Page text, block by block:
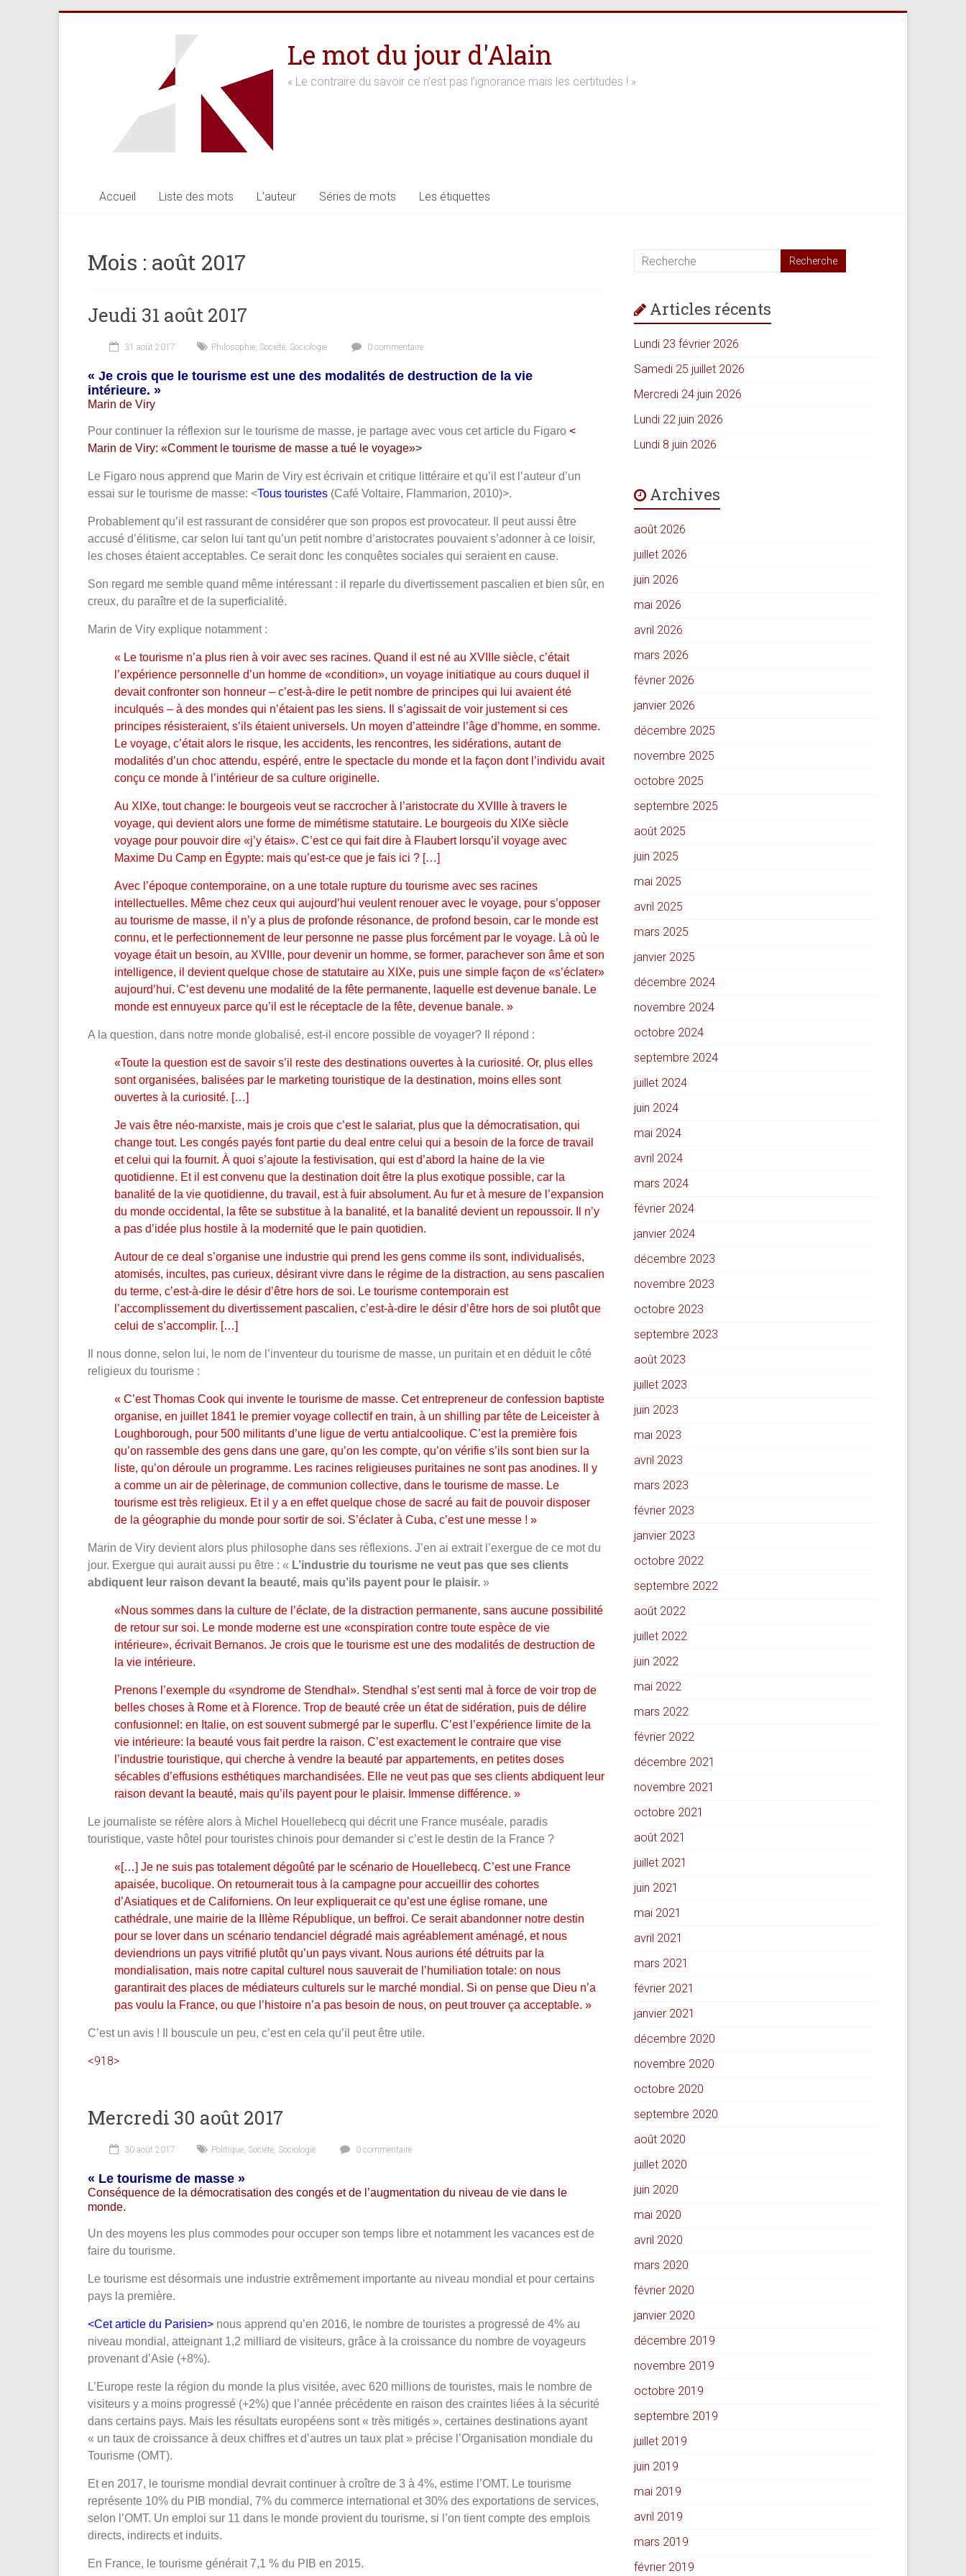
Le mot du jour d'Alain
« Le contraire du savoir ce n’est pas l’ignorance mais les certitudes ! »
Accueil Liste des mots L’auteur Séries de mots Les étiquettes
Mois : août 2017
Jeudi 31 août 2017
31 août 2017 Philosophie, Société, Sociologie 0 commentaire
« Je crois que le tourisme est une des modalités de destruction de la vie
intérieure. »
Marin de Viry
Pour continuer la réflexion sur le tourisme de masse, je partage avec vous cet article du Figaro <
Marin de Viry: «Comment le tourisme de masse a tué le voyage»>
Le Figaro nous apprend que Marin de Viry est écrivain et critique littéraire et qu’il est l’auteur d’un
essai sur le tourisme de masse: <Tous touristes (Café Voltaire, Flammarion, 2010)>.
Probablement qu’il est rassurant de considérer que son propos est provocateur. Il peut aussi être
accusé d’élitisme, car selon lui tant qu’un petit nombre d’aristocrates pouvaient s’adonner à ce loisir,
les choses étaient acceptables. Ce serait donc les conquêtes sociales qui seraient en cause.
Son regard me semble quand même intéressant : il reparle du divertissement pascalien et bien sûr, en
creux, du paraître et de la superficialité.
Marin de Viry explique notamment :
« Le tourisme n’a plus rien à voir avec ses racines. Quand il est né au XVIIIe siècle, c’était
l’expérience personnelle d’un homme de «condition», un voyage initiatique au cours duquel il
devait confronter son honneur – c’est-à-dire le petit nombre de principes qui lui avaient été
inculqués – à des mondes qui n’étaient pas les siens. Il s’agissait de voir justement si ces
principes résisteraient, s’ils étaient universels. Un moyen d’atteindre l’âge d’homme, en somme.
Le voyage, c’était alors le risque, les accidents, les rencontres, les sidérations, autant de
modalités d’un choc attendu, espéré, entre le spectacle du monde et la façon dont l’individu avait
conçu ce monde à l’intérieur de sa culture originelle.
Au XIXe, tout change: le bourgeois veut se raccrocher à l’aristocrate du XVIIIe à travers le
voyage, qui devient alors une forme de mimétisme statutaire. Le bourgeois du XIXe siècle
voyage pour pouvoir dire «j’y étais». C’est ce qui fait dire à Flaubert lorsqu’il voyage avec
Maxime Du Camp en Égypte: mais qu’est-ce que je fais ici ? […]
Avec l’époque contemporaine, on a une totale rupture du tourisme avec ses racines
intellectuelles. Même chez ceux qui aujourd’hui veulent renouer avec le voyage, pour s’opposer
au tourisme de masse, il n’y a plus de profonde résonance, de profond besoin, car le monde est
connu, et le perfectionnement de leur personne ne passe plus forcément par le voyage. Là où le
voyage était un besoin, au XVIIIe, pour devenir un homme, se former, parachever son âme et son
intelligence, il devient quelque chose de statutaire au XIXe, puis une simple façon de «s’éclater»
aujourd’hui. C’est devenu une modalité de la fête permanente, laquelle est devenue banale. Le
monde est ennuyeux parce qu’il est le réceptacle de la fête, devenue banale. »
A la question, dans notre monde globalisé, est-il encore possible de voyager? Il répond :
«Toute la question est de savoir s’il reste des destinations ouvertes à la curiosité. Or, plus elles
sont organisées, balisées par le marketing touristique de la destination, moins elles sont
ouvertes à la curiosité. […]
Je vais être néo-marxiste, mais je crois que c’est le salariat, plus que la démocratisation, qui
change tout. Les congés payés font partie du deal entre celui qui a besoin de la force de travail
et celui qui la fournit. À quoi s’ajoute la festivisation, qui est d’abord la haine de la vie
quotidienne. Et il est convenu que la destination doit être la plus exotique possible, car la
banalité de la vie quotidienne, du travail, est à fuir absolument. Au fur et à mesure de l’expansion
du monde occidental, la fête se substitue à la banalité, et la banalité devient un repoussoir. Il n’y
a pas d’idée plus hostile à la modernité que le pain quotidien.
Autour de ce deal s’organise une industrie qui prend les gens comme ils sont, individualisés,
atomisés, incultes, pas curieux, désirant vivre dans le régime de la distraction, au sens pascalien
du terme, c’est-à-dire le désir d’être hors de soi. Le tourisme contemporain est
l’accomplissement du divertissement pascalien, c’est-à-dire le désir d’être hors de soi plutôt que
celui de s’accomplir. […]
Il nous donne, selon lui, le nom de l’inventeur du tourisme de masse, un puritain et en déduit le côté
religieux du tourisme :
« C’est Thomas Cook qui invente le tourisme de masse. Cet entrepreneur de confession baptiste
organise, en juillet 1841 le premier voyage collectif en train, à un shilling par tête de Leiceister à
Loughborough, pour 500 militants d’une ligue de vertu antialcoolique. C’est la première fois
qu’on rassemble des gens dans une gare, qu’on les compte, qu’on vérifie s’ils sont bien sur la
liste, qu’on déroule un programme. Les racines religieuses puritaines ne sont pas anodines. Il y
a comme un air de pèlerinage, de communion collective, dans le tourisme de masse. Le
tourisme est très religieux. Et il y a en effet quelque chose de sacré au fait de pouvoir disposer
de la géographie du monde pour sortir de soi. S’éclater à Cuba, c’est une messe ! »
Marin de Viry devient alors plus philosophe dans ses réflexions. J’en ai extrait l’exergue de ce mot du
jour. Exergue qui aurait aussi pu être : « L’industrie du tourisme ne veut pas que ses clients
abdiquent leur raison devant la beauté, mais qu’ils payent pour le plaisir. »
«Nous sommes dans la culture de l’éclate, de la distraction permanente, sans aucune possibilité
de retour sur soi. Le monde moderne est une «conspiration contre toute espèce de vie
intérieure», écrivait Bernanos. Je crois que le tourisme est une des modalités de destruction de
la vie intérieure.
Prenons l’exemple du «syndrome de Stendhal». Stendhal s’est senti mal à force de voir trop de
belles choses à Rome et à Florence. Trop de beauté crée un état de sidération, puis de délire
confusionnel: en Italie, on est souvent submergé par le superflu. C’est l’expérience limite de la
vie intérieure: la beauté vous fait perdre la raison. C’est exactement le contraire que vise
l’industrie touristique, qui cherche à vendre la beauté par appartements, en petites doses
sécables d’effusions esthétiques marchandisées. Elle ne veut pas que ses clients abdiquent leur
raison devant la beauté, mais qu’ils payent pour le plaisir. Immense différence. »
Le journaliste se réfère alors à Michel Houellebecq qui décrit une France muséale, paradis
touristique, vaste hôtel pour touristes chinois pour demander si c’est le destin de la France ?
«[…] Je ne suis pas totalement dégoûté par le scénario de Houellebecq. C’est une France
apaisée, bucolique. On retournerait tous à la campagne pour accueillir des cohortes
d’Asiatiques et de Californiens. On leur expliquerait ce qu’est une église romane, une
cathédrale, une mairie de la IIIème République, un beffroi. Ce serait abandonner notre destin
pour se lover dans un scénario tendanciel dégradé mais agréablement aménagé, et nous
deviendrions un pays vitrifié plutôt qu’un pays vivant. Nous aurions été détruits par la
mondialisation, mais notre capital culturel nous sauverait de l’humiliation totale: on nous
garantirait des places de médiateurs culturels sur le marché mondial. Si on pense que Dieu n’a
pas voulu la France, ou que l’histoire n’a pas besoin de nous, on peut trouver ça acceptable. »
C’est un avis ! Il bouscule un peu, c’est en cela qu’il peut être utile.
<918>
Mercredi 30 août 2017
30 août 2017 Politique, Société, Sociologie 0 commentaire
« Le tourisme de masse »
Conséquence de la démocratisation des congés et de l’augmentation du niveau de vie dans le
monde.
Un des moyens les plus commodes pour occuper son temps libre et notamment les vacances est de
faire du tourisme.
Le tourisme est désormais une industrie extrêmement importante au niveau mondial et pour certains
pays la première.
<Cet article du Parisien> nous apprend qu’en 2016, le nombre de touristes a progressé de 4% au
niveau mondial, atteignant 1,2 milliard de visiteurs, grâce à la croissance du nombre de voyageurs
provenant d’Asie (+8%).
L’Europe reste la région du monde la plus visitée, avec 620 millions de touristes, mais le nombre de
visiteurs y a moins progressé (+2%) que l’année précédente en raison des craintes liées à la sécurité
dans certains pays. Mais les résultats européens sont « très mitigés », certaines destinations ayant
« un taux de croissance à deux chiffres et d’autres un taux plat » précise l’Organisation mondiale du
Tourisme (OMT).
Et en 2017, le tourisme mondial devrait continuer à croître de 3 à 4%, estime l’OMT. Le tourisme
représente 10% du PIB mondial, 7% du commerce international et 30% des exportations de services,
selon l’OMT. Un emploi sur 11 dans le monde provient du tourisme, si l’on tient compte des emplois
directs, indirects et induits.
En France, le tourisme générait 7,1 % du PIB en 2015.
Articles récents
Lundi 23 février 2026
Samedi 25 juillet 2026
Mercredi 24 juin 2026
Lundi 22 juin 2026
Lundi 8 juin 2026
Archives
août 2026
juillet 2026
juin 2026
mai 2026
avril 2026
mars 2026
février 2026
janvier 2026
décembre 2025
novembre 2025
octobre 2025
septembre 2025
août 2025
juin 2025
mai 2025
avril 2025
mars 2025
janvier 2025
décembre 2024
novembre 2024
octobre 2024
septembre 2024
juillet 2024
juin 2024
mai 2024
avril 2024
mars 2024
février 2024
janvier 2024
décembre 2023
novembre 2023
octobre 2023
septembre 2023
août 2023
juillet 2023
juin 2023
mai 2023
avril 2023
mars 2023
février 2023
janvier 2023
octobre 2022
septembre 2022
août 2022
juillet 2022
juin 2022
mai 2022
mars 2022
février 2022
décembre 2021
novembre 2021
octobre 2021
août 2021
juillet 2021
juin 2021
mai 2021
avril 2021
mars 2021
février 2021
janvier 2021
décembre 2020
novembre 2020
octobre 2020
septembre 2020
août 2020
juillet 2020
juin 2020
mai 2020
avril 2020
mars 2020
février 2020
janvier 2020
décembre 2019
novembre 2019
octobre 2019
septembre 2019
juillet 2019
juin 2019
mai 2019
avril 2019
mars 2019
février 2019